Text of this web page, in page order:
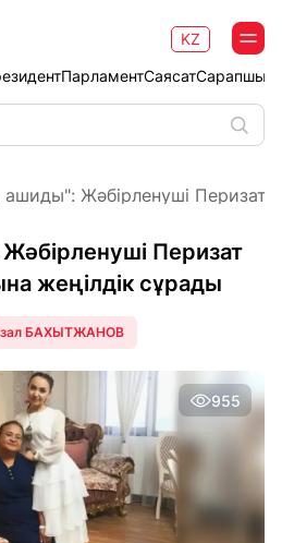
ПарламентСаясат
KZ
Жәбірленуші Перизат
Перизат
жеңілдік сұрады
БАХЫТЖАНОВ
955